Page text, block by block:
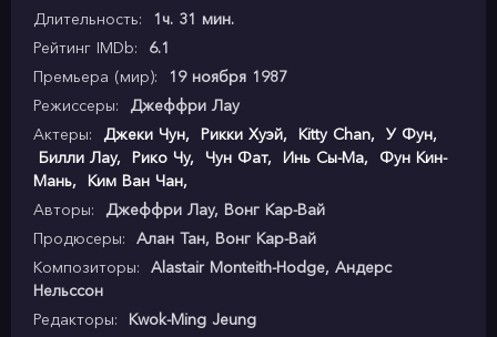
Длительность:
1ч. 31 мин.
Рейтинг IMDb:
6.1
Премьера (мир):
19 ноября 1987
Режиссеры:
Джеффри Лау
Актеры:
Джеки Чун, Рикки Хуэй, Kitty Chan, У Фун,
Билли Лау, Рико Чу, Чун Фат, Инь Сы-Ма,
Фун Кин-
Мань, Ким Ван Чан,
Авторы:
Джеффри Лау, Вонг Кар-Вай
Продюсеры:
Алан Тан, Вонг Кар-Вай
Композиторы:
Alastair Monteith-Hodge, Андерс
Нельссон
Редакторы:
Kwok-Ming Jeung